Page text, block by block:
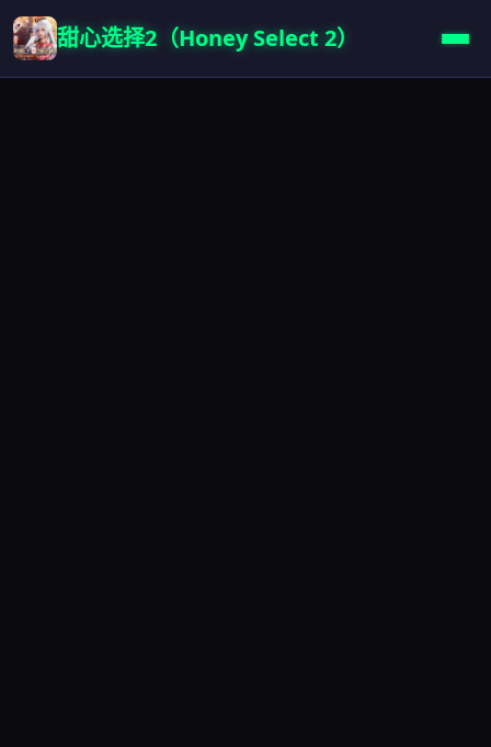
甜心选择2（Honey Select 2）